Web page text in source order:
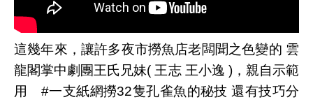
這幾年來，讓許多夜市撈魚店老闆聞之色變的 雲
龍閣掌中劇團王氏兄妹( 王志 王小逸 )，親自示範
用 #一支紙網撈32隻孔雀魚的秘技 還有技巧分